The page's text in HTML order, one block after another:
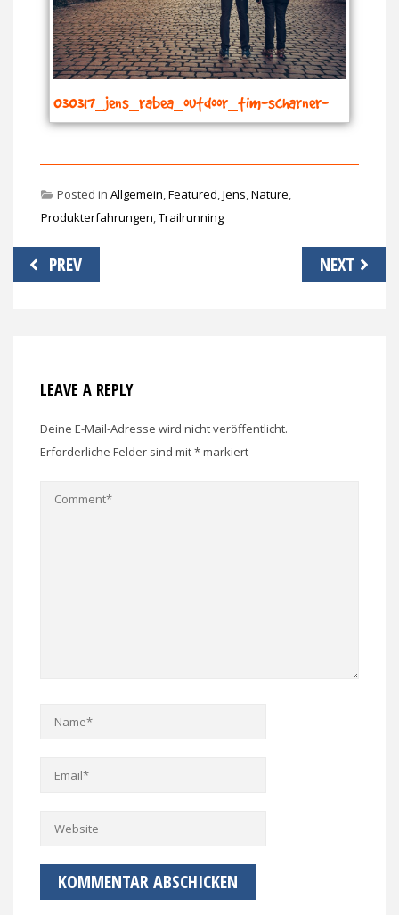
030317_jens_rabea_outdoor_tim-scharner-
dortmund_9631
Posted in Allgemein,Featured,Jens,Nature,
Produkterfahrungen,Trailrunning
Beitragsnavigation
PREV NEXT
LEAVE A REPLY
Deine E-Mail-Adresse wird nicht veröffentlicht.
Erforderliche Felder sind mit*markiert